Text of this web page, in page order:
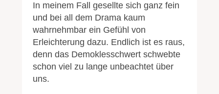
In meinem Fall gesellte sich ganz fein
und bei all dem Drama kaum
wahrnehmbar ein Gefühl von
Erleichterung dazu. Endlich ist es raus,
denn das Demoklesschwert schwebte
schon viel zu lange unbeachtet über
uns.